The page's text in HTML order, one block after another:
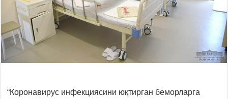
“Коронавирус инфекциясини юқтирган беморларга